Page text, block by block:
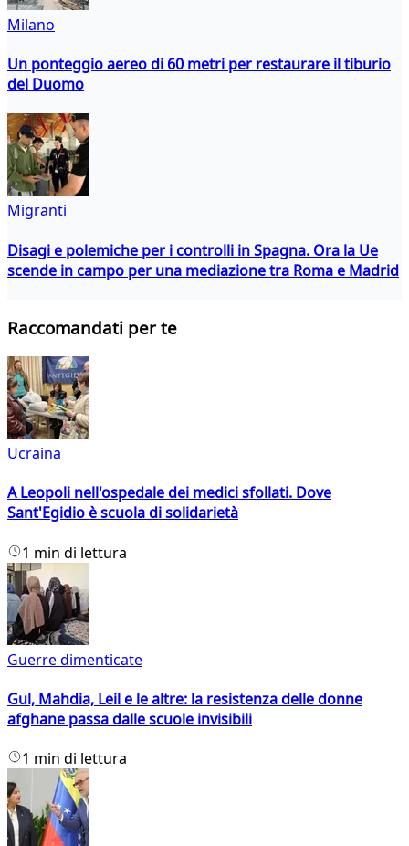
Milano
Un ponteggio aereo di 60 metri per restaurare il tiburio
del Duomo
Migranti
Disagi e polemiche per i controlli in Spagna. Ora la Ue
scende in campo per una mediazione tra Roma e Madrid
Raccomandati per te
Ucraina
A Leopoli nell'ospedale dei medici sfollati. Dove
Sant'Egidio è scuola di solidarietà
1 min di lettura
Guerre dimenticate
Gul, Mahdia, Leil e le altre: la resistenza delle donne
afghane passa dalle scuole invisibili
1 min di lettura